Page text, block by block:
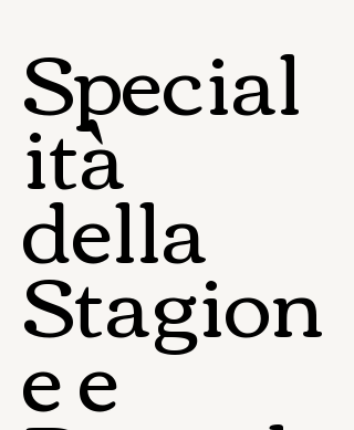
Special
ità
della
Stagion
e e